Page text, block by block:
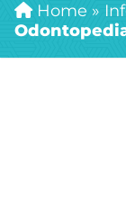
Home »